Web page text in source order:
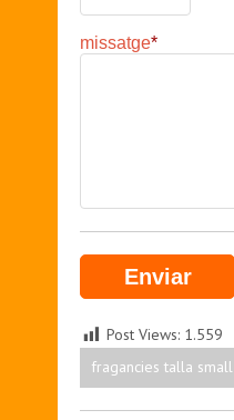
missatge*
Post Views: 1.559
fragancies talla small